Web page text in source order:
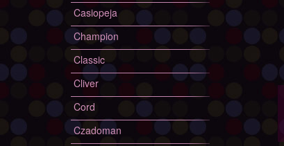
Casiopeja
Champion
Classic
Cliver
Cord
Czadoman